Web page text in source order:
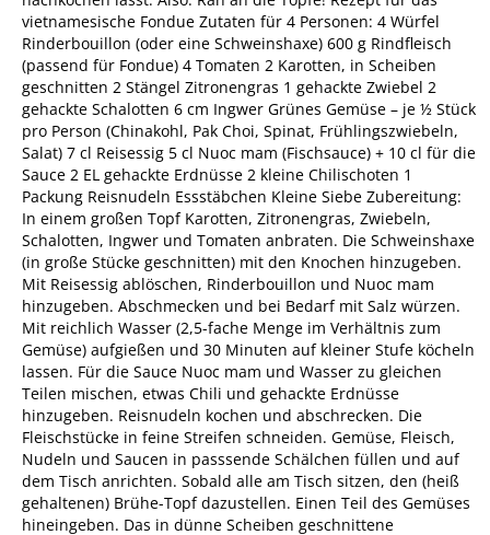
vietnamesische Fondue Zutaten für 4 Personen: 4 Würfel
Rinderbouillon (oder eine Schweinshaxe) 600 g Rindfleisch
(passend für Fondue) 4 Tomaten 2 Karotten, in Scheiben
geschnitten 2 Stängel Zitronengras 1 gehackte Zwiebel 2
gehackte Schalotten 6 cm Ingwer Grünes Gemüse – je ½ Stück
pro Person (Chinakohl, Pak Choi, Spinat, Frühlingszwiebeln,
Salat) 7 cl Reisessig 5 cl Nuoc mam (Fischsauce) + 10 cl für die
Sauce 2 EL gehackte Erdnüsse 2 kleine Chilischoten 1
Packung Reisnudeln Essstäbchen Kleine Siebe Zubereitung:
In einem großen Topf Karotten, Zitronengras, Zwiebeln,
Schalotten, Ingwer und Tomaten anbraten. Die Schweinshaxe
(in große Stücke geschnitten) mit den Knochen hinzugeben.
Mit Reisessig ablöschen, Rinderbouillon und Nuoc mam
hinzugeben. Abschmecken und bei Bedarf mit Salz würzen.
Mit reichlich Wasser (2,5-fache Menge im Verhältnis zum
Gemüse) aufgießen und 30 Minuten auf kleiner Stufe köcheln
lassen. Für die Sauce Nuoc mam und Wasser zu gleichen
Teilen mischen, etwas Chili und gehackte Erdnüsse
hinzugeben. Reisnudeln kochen und abschrecken. Die
Fleischstücke in feine Streifen schneiden. Gemüse, Fleisch,
Nudeln und Saucen in passsende Schälchen füllen und auf
dem Tisch anrichten. Sobald alle am Tisch sitzen, den (heiß
gehaltenen) Brühe-Topf dazustellen. Einen Teil des Gemüses
hineingeben. Das in dünne Scheiben geschnittene